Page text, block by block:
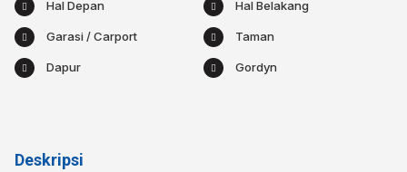
Hal Depan Hal Belakang
Garasi / Carport Taman
Dapur Gordyn
Deskripsi